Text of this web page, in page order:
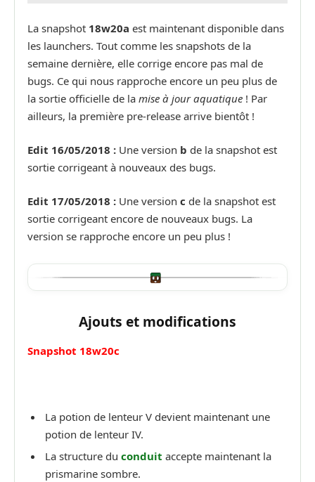
La snapshot 18w20a est maintenant disponible dans
les launchers. Tout comme les snapshots de la
semaine dernière, elle corrige encore pas mal de
bugs. Ce qui nous rapproche encore un peu plus de
la sortie officielle de la mise à jour aquatique ! Par
ailleurs, la première pre-release arrive bientôt !
Edit 16/05/2018 : Une version b de la snapshot est
sortie corrigeant à nouveaux des bugs.
Edit 17/05/2018 : Une version c de la snapshot est
sortie corrigeant encore de nouveaux bugs. La
version se rapproche encore un peu plus !
Ajouts et modifications
Snapshot 18w20c
La potion de lenteur V devient maintenant une
potion de lenteur IV.
La structure du conduit accepte maintenant la
prismarine sombre.